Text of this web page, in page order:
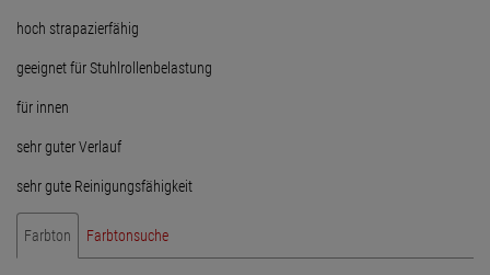
hoch strapazierfähig
geeignet für Stuhlrollenbelastung
für innen
sehr guter Verlauf
sehr gute Reinigungsfähigkeit
Farbton Farbtonsuche